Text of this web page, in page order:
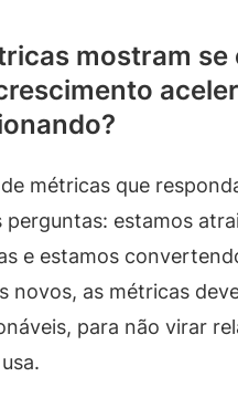
mostram se
métricas que
perguntas: estamos
e estamos
novos, as métricas
para não virar